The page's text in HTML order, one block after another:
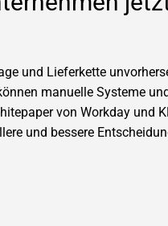
und Lieferkette
manuelle Systeme
von Workday und
und bessere